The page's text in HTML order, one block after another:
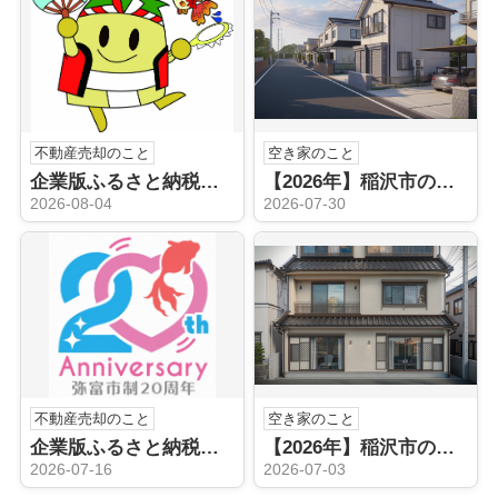
不動産売却のこと
企業版ふるさと納税（稲沢市）
2026-08-04
空き家のこと
【2026年】稲沢市の空き家売却はどうする？不動産会社の選び方と手順を解説
2026-07-30
不動産売却のこと
企業版ふるさと納税（弥富市）
2026-07-16
空き家のこと
【2026年】稲沢市の空き家相続後どうする？売却や手続きの流れを解説
2026-07-03